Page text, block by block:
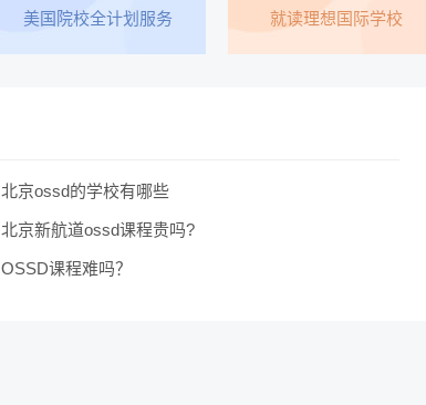
美国院校全计划服务 就读理想国际学校
北京ossd的学校有哪些
北京新航道ossd课程贵吗?
OSSD课程难吗？